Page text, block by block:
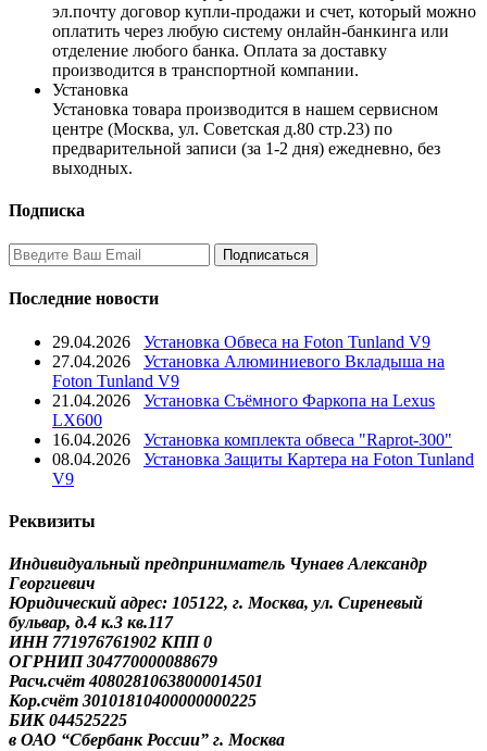
эл.почту договор купли-продажи и счет, который можно
оплатить через любую систему онлайн-банкинга или
отделение любого банка. Оплата за доставку
производится в транспортной компании.
Установка
Установка товара производится в нашем сервисном
центре (Москва, ул. Советская д.80 стр.23) по
предварительной записи (за 1-2 дня) ежедневно, без
выходных.
Подписка
Последние новости
29.04.2026
Установка Обвеса на Foton Tunland V9
27.04.2026
Установка Алюминиевого Вкладыша на
Foton Tunland V9
21.04.2026
Установка Съёмного Фаркопа на Lexus
LX600
16.04.2026
Установка комплекта обвеса "Raprot-300"
08.04.2026
Установка Защиты Картера на Foton Tunland
V9
Реквизиты
Индивидуальный предприниматель Чунаев Александр
Георгиевич
Юридический адрес: 105122, г. Москва, ул. Сиреневый
бульвар, д.4 к.3 кв.117
ИНН 771976761902 КПП 0
ОГРНИП 304770000088679
Расч.счёт 40802810638000014501
Кор.счёт 30101810400000000225
БИК 044525225
в ОАО “Сбербанк России” г. Москва